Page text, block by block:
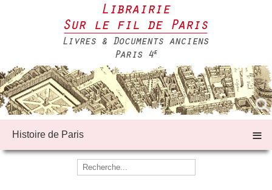
Histoire de Paris ≡